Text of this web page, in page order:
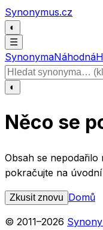
Přeskočit na obsah
Synonymus.cz
◐
☰
SynonymaNáhodná
Hledat slovo
◐
Něco se
Obsah se
pokračujte na
Zkusit znovu Domů
© 2011–2026